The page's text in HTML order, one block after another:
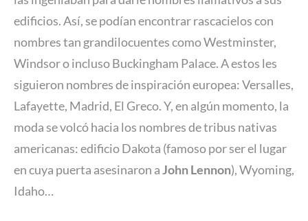
edificios. Así, se podían encontrar rascacielos con
nombres tan grandilocuentes como Westminster,
Windsor o incluso Buckingham Palace. A estos les
siguieron nombres de inspiración europea: Versalles,
Lafayette, Madrid, El Greco. Y, en algún momento, la
moda se volcó hacia los nombres de tribus nativas
americanas: edificio Dakota (famoso por ser el lugar
en cuya puerta asesinaron aJohn Lennon), Wyoming,
Idaho…